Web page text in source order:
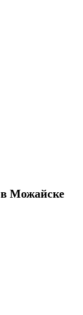
Можайске